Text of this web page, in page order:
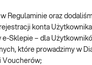
oraz
konta Użytkownika
Sklepie – dla
które prowadzimy w
Voucherów;